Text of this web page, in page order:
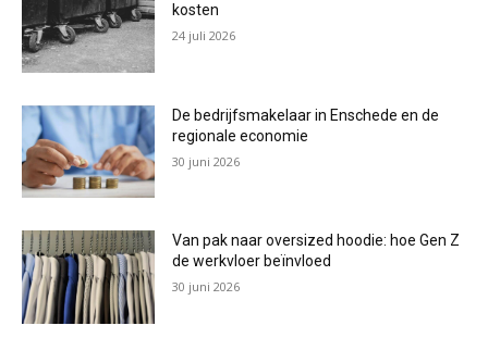
kosten
24 juli 2026
De bedrijfsmakelaar in Enschede en de
regionale economie
30 juni 2026
Van pak naar oversized hoodie: hoe Gen Z
de werkvloer beïnvloed
30 juni 2026